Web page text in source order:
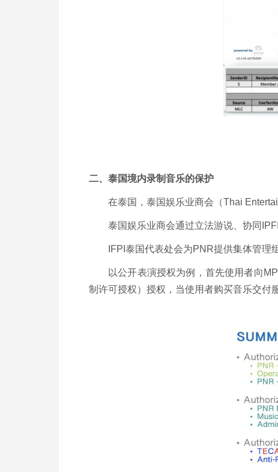
二、泰国境内录制音乐的保护
在泰国，泰国娱乐业商会（Thai
泰国娱乐业商会通过立法游说、协同
IFPI泰国代表处会为PNR提供集体管理
以公开表演授权为例，首先使用者向
制许可授权）授权，当使用者购买音乐交付